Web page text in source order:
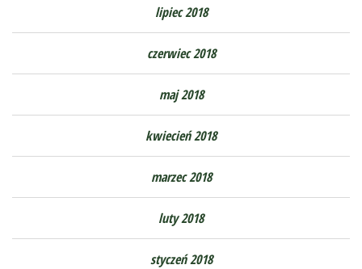
lipiec 2018
czerwiec 2018
maj 2018
kwiecień 2018
marzec 2018
luty 2018
styczeń 2018